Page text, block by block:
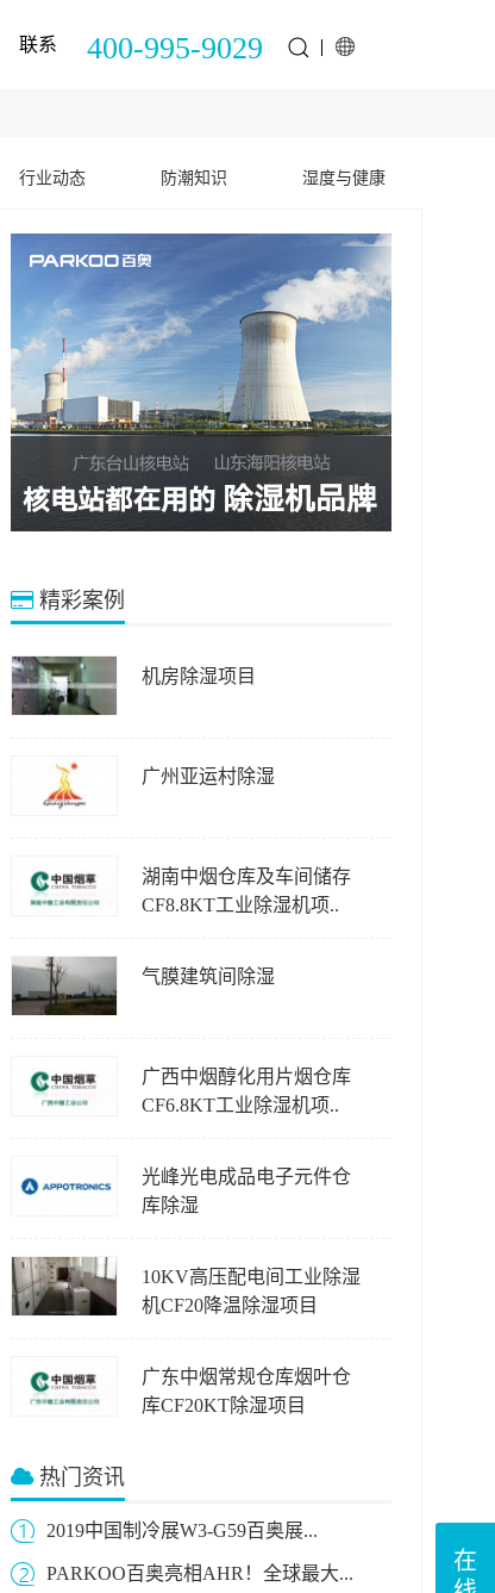
联系 400-995-9029
行业动态 防潮知识 湿度与健康
精彩案例
机房除湿项目
广州亚运村除湿
湖南中烟仓库及车间储存
CF8.8KT工业除湿机项..
气膜建筑间除湿
广西中烟醇化用片烟仓库
CF6.8KT工业除湿机项..
光峰光电成品电子元件仓
库除湿
10KV高压配电间工业除湿
机CF20降温除湿项目
广东中烟常规仓库烟叶仓
库CF20KT除湿项目
热门资讯
2019中国制冷展W3-G59百奥展...
PARKOO百奥亮相AHR！全球最大...
在